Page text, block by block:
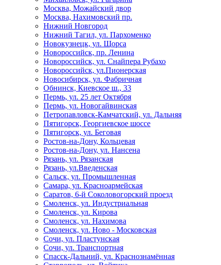
Москва, Можайский двор
Москва, Нахимовский пр.
Нижний Новгород
Нижний Тагил, ул. Пархоменко
Новокузнецк, ул. Щорса
Новороссийск, пр. Ленина
Новороссийск, ул. Снайпера Рубахо
Новороссийск, ул.Пионерская
Новосибирск, ул. Фабричная
Обнинск, Киевское ш., 33
Пермь, ул. 25 лет Октября
Пермь, ул. Новогайвинская
Петропавловск-Камчатский, ул. Дальняя
Пятигорск, Георгиевское шоссе
Пятигорск, ул. Беговая
Ростов-на-Дону, Кольцевая
Ростов-на-Дону, ул. Нансена
Рязань, ул. Рязанская
Рязань, ул.Введенская
Сальск, ул. Промышленная
Самара, ул. Красноармейская
Саратов, 6-й Соколовогорский проезд
Смоленск, ул. Индустриальная
Смоленск, ул. Кирова
Смоленск, ул. Нахимова
Смоленск, ул. Ново - Московская
Сочи, ул. Пластунская
Сочи, ул. Транспортная
Спасск-Дальний, ул. Краснознамённая